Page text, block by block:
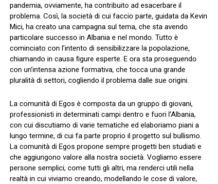
pandemia, ovviamente, ha contribuito ad esacerbare il
problema. Così, la società di cui faccio parte, guidata da Kevin
Mici, ha creato una campagna sul tema, che sta avendo
particolare successo in Albania e nel mondo. Tutto è
cominciato con l’intento di sensibilizzare la popolazione,
chiamando in causa figure esperte. E ora sta proseguendo
con un’intensa azione formativa, che tocca una grande
pluralità di settori, cogliendo il problema dalle sue origini.
La comunità di Egos è composta da un gruppo di giovani,
professionisti in determinati campi dentro e fuori l’Albania,
con cui discutiamo di varie tematiche ed elaboriamo piani a
lungo termine, di cui fa parte proprio il progetto sul bullismo.
La comunità di Egos propone sempre progetti ben studiati e
che aggiungono valore alla nostra società. Vogliamo essere
persone semplici, come tutti gli altri, ma renderci utili nella
realtà in cui viviamo creando, modellando le cose di valore,